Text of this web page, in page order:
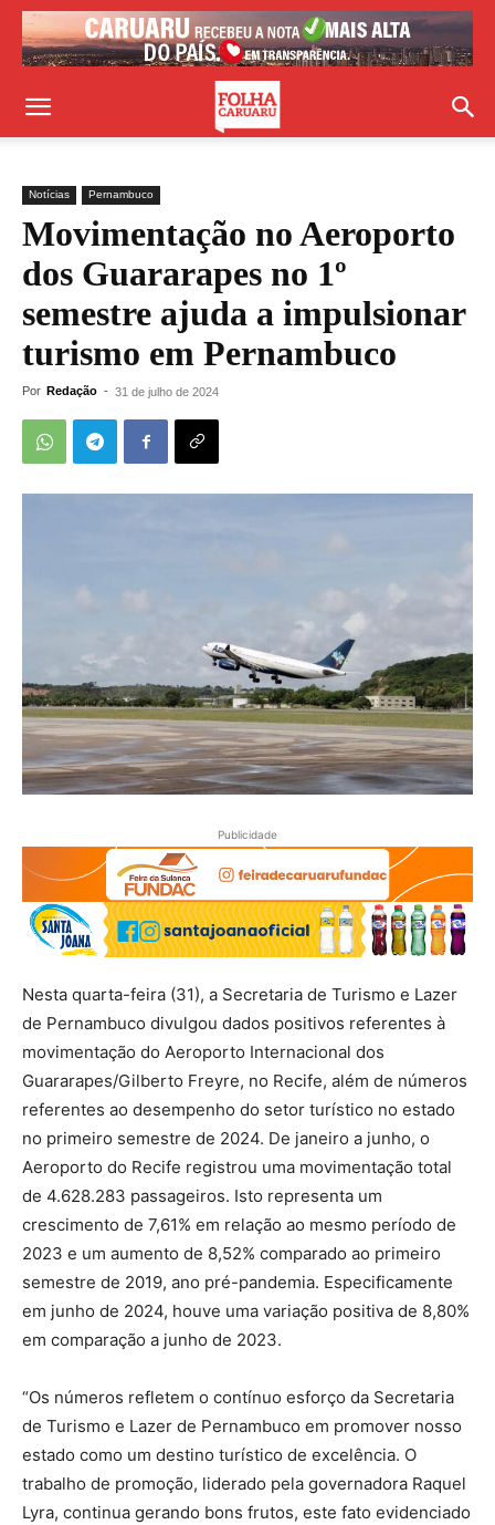
Notícias Pernambuco
Movimentação no Aeroporto
dos Guararapes no 1º
semestre ajuda a impulsionar
turismo em Pernambuco
Por Redação - 31 de julho de 2024
Publicidade
Nesta quarta-feira (31), a Secretaria de Turismo e Lazer
de Pernambuco divulgou dados positivos referentes à
movimentação do Aeroporto Internacional dos
Guararapes/Gilberto Freyre, no Recife, além de números
referentes ao desempenho do setor turístico no estado
no primeiro semestre de 2024. De janeiro a junho, o
Aeroporto do Recife registrou uma movimentação total
de 4.628.283 passageiros. Isto representa um
crescimento de 7,61% em relação ao mesmo período de
2023 e um aumento de 8,52% comparado ao primeiro
semestre de 2019, ano pré-pandemia. Especificamente
em junho de 2024, houve uma variação positiva de 8,80%
em comparação a junho de 2023.
“Os números refletem o contínuo esforço da Secretaria
de Turismo e Lazer de Pernambuco em promover nosso
estado como um destino turístico de excelência. O
trabalho de promoção, liderado pela governadora Raquel
Lyra, continua gerando bons frutos, este fato evidenciado